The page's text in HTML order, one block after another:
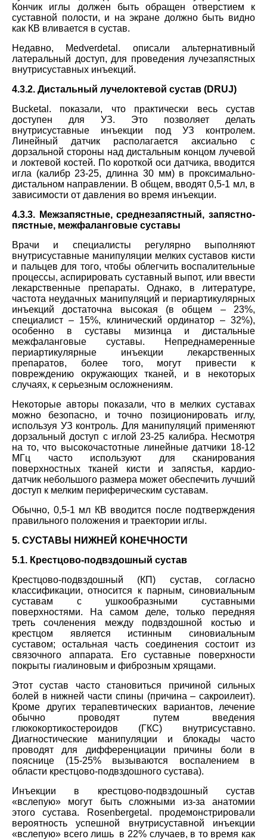
Кончик иглы должен быть обращен отверстием к
суставной полости, и на экране должно быть видно
как КВ вливается в сустав.
Недавно, Medverdetal . описали альтернативный
латеральный доступ, для проведения лучезапястных
внутрисуставных инъекций.
4.3.2. Дистальный лучелоктевой сустав (DRUJ)
Bucketal . показали, что практически весь сустав
доступен для УЗ. Это позволяет делать
внутрисуставные инъекции под УЗ контролем.
Линейный датчик располагается аксиально с
дорзальной стороны над дистальным концом лучевой
и локтевой костей. По короткой оси датчика, вводится
игла (калибр 23-25, длинна 30 мм) в проксимально-
дистальном направлении. В общем, вводят 0,5-1 мл, в
зависимости от давления во время инъекции.
4.3.3. Межзапястные, среднезапястный, запястно-
пястные, межфаланговые суставы
Врачи и специалисты регулярно выполняют
внутрисуставные манипуляции мелких суставов кисти
и пальцев для того, чтобы облегчить воспалительные
процессы, аспирировать суставный выпот, или ввести
лекарственные препараты. Однако, в литературе,
частота неудачных манипуляций и периартикулярных
инъекций достаточна высокая (в общем – 23%,
специалист – 15%, клинический ординатор – 32%),
особенно в суставы мизинца и дистальные
межфаланговые суставы. Непреднамеренные
периартикулярные инъекции лекарственных
препаратов, более того, могут привести к
повреждению окружающих тканей, и в некоторых
случаях, к серьезным осложнениям.
Некоторые авторы показали, что в мелких суставах
можно безопасно, и точно позиционировать иглу,
используя УЗ контроль. Для манипуляций применяют
дорзальный доступ с иглой 23-25 калибра. Несмотря
на то, что высокочастотные линейные датчики 18-12
МГц часто используют для сканирования
поверхностных тканей кисти и запястья, кардио-
датчик небольшого размера может обеспечить лучший
доступ к мелким периферическим суставам.
Обычно, 0,5-1 мл КВ вводится после подтверждения
правильного положения и траектории иглы.
5. СУСТАВЫ НИЖНЕЙ КОНЕЧНОСТИ
5.1. Крестцово-подвздошный сустав
Крестцово-подвздошный (КП) сустав, согласно
классификации, относится к парным, синовиальным
суставам с ушкообразными суставными
поверхностями. На самом деле, только передняя
треть сочленения между подвздошной костью и
крестцом является истинным синовиальным
суставом; остальная часть соединения состоит из
связочного аппарата. Его суставные поверхности
покрыты гиалиновым и фиброзным хрящами.
Этот сустав частостановиться причиной сильных
болей в нижней части спины (причина – сакроилеит).
Кроме других терапевтических вариантов, лечение
обычно проводят путем введения
глюкокортикостероидов (ГКС) внутрисуставно.
Диагностические манипуляции и блокады часто
проводят для дифференциации причины боли в
пояснице (15-25% вызываются воспалением в
области крестцово-подвздошного сустава).
Инъекции в крестцово-подвздошный сустав
«вслепую» могут быть сложными из-за анатомии
этого сустава.
Rosenbergetal . продемонстрировали
вероятность успешной внутрисуставной инъекции
«вслепую» всего лишь в 22% случаев, в то время как